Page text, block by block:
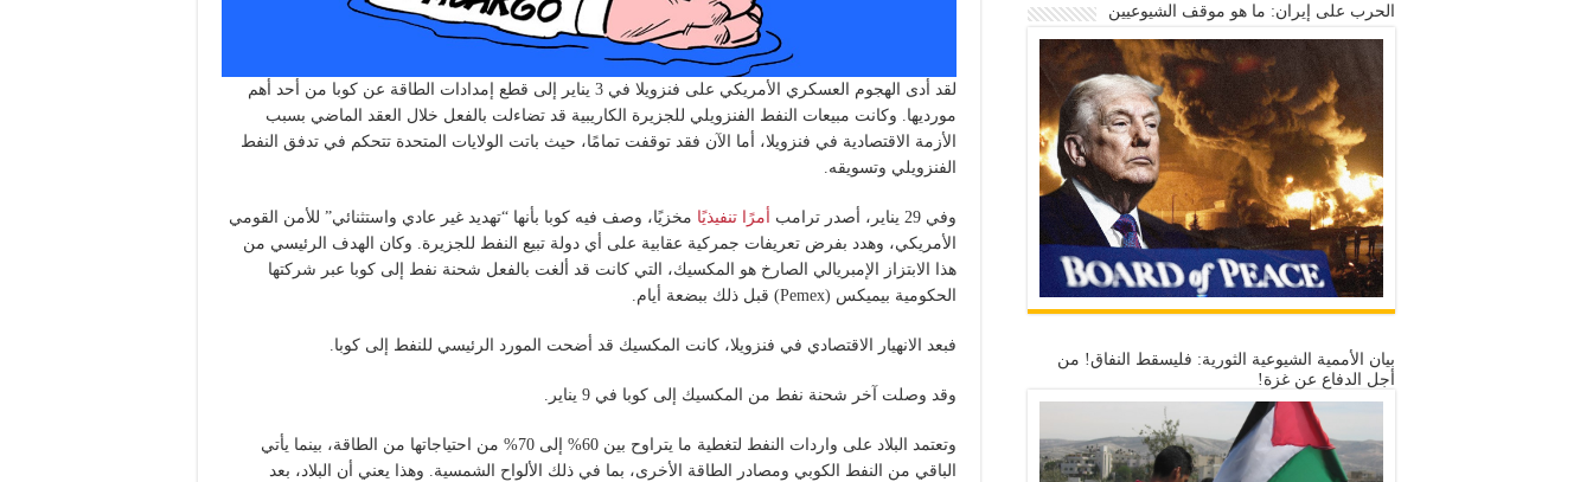
لقد أدى الهجوم العسكري الأمريكي على فنزويلا في 3 يناير إلى قطع إمدادات الطاقة عن كوبا من أحد أهم
مورديها. وكانت مبيعات النفط الفنزويلي للجزيرة الكاريبية قد تضاءلت بالفعل خلال العقد الماضي بسبب
الأزمة الاقتصادية في فنزويلا، أما الآن فقد توقفت تمامًا، حيث باتت الولايات المتحدة تتحكم في تدفق النفط
الفنزويلي وتسويقه.
وفي 29 يناير، أصدر ترامب أمرًا تنفيذيًا مخزيًا، وصف فيه كوبا بأنها “تهديد غير عادي واستثنائي” للأمن القومي
الأمريكي، وهدد بفرض تعريفات جمركية عقابية على أي دولة تبيع النفط للجزيرة. وكان الهدف الرئيسي من
هذا الابتزاز الإمبريالي الصارخ هو المكسيك، التي كانت قد ألغت بالفعل شحنة نفط إلى كوبا عبر شركتها
الحكومية بيميكس (Pemex) قبل ذلك ببضعة أيام.
فبعد الانهيار الاقتصادي في فنزويلا، كانت المكسيك قد أضحت المورد الرئيسي للنفط إلى كوبا.
وقد وصلت آخر شحنة نفط من المكسيك إلى كوبا في 9 يناير.
وتعتمد البلاد على واردات النفط لتغطية ما يتراوح بين 60% إلى 70% من احتياجاتها من الطاقة، بينما يأتي
الباقي من النفط الكوبي ومصادر الطاقة الأخرى، بما في ذلك الألواح الشمسية. وهذا يعني أن البلاد، بعد
الحرب على إيران: ما هو موقف الشيوعيين
بيان الأممية الشيوعية الثورية: فليسقط النفاق! من
أجل الدفاع عن غزة!